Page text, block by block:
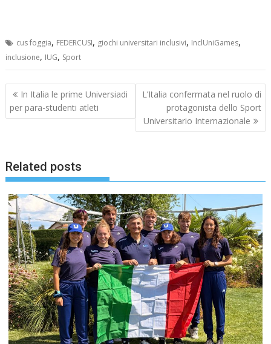
cus foggia, FEDERCUSI, giochi universitari inclusivi, InclUniGames,
inclusione, IUG, Sport
Navigazione
articoli
In Italia le prime Universiadi
per para-studenti atleti
L’Italia confermata nel ruolo di
protagonista dello Sport
Universitario Internazionale
Related posts